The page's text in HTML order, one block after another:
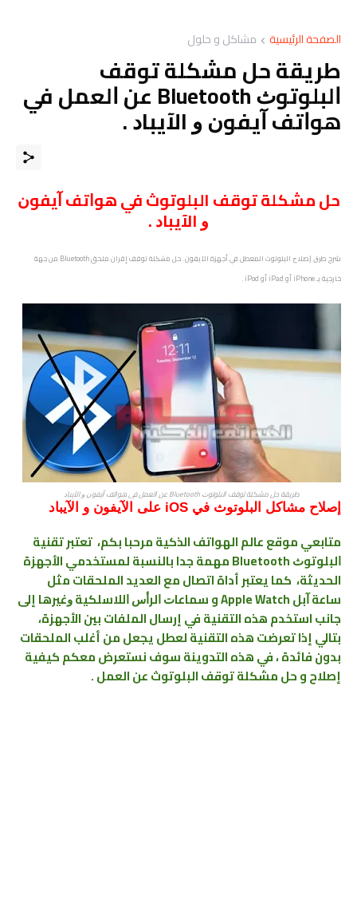
الصفحة الرئيسية مشاكل و حلول
طريقة حل ﻣﺸﻜﻠﺔ ﺗﻮﻗﻒ
ﺍﻟﺒﻠﻮﺗﻮﺙ Bluetooth ﻋﻦ ﺍﻟﻌﻤﻞ ﻓﻲ
ﻫﻮﺍﺗﻒ ﺁﻳﻔﻮﻥ ﻭ الآﻳﺒﺎﺩ .
حل مشكلة توقف البلوتوث في ﻫﻮﺍﺗﻒ ﺁﻳﻔﻮﻥ
ﻭ الآﻳﺒﺎﺩ .
شرح ﻃﺮﻕ ﺇﺻﻼﺡ البلوتوث المعطل في أجهزة الآيفون . حل ﻣﺸﻜﻠﺔ ﺗﻮﻗﻒ إقران ملحق Bluetooth من جهة
خارجية بـ iPhone أو iPad أو iPod .
طريقة حل ﻣﺸﻜﻠﺔ ﺗﻮﻗﻒ ﺍﻟﺒﻠﻮﺗﻮﺙ Bluetooth ﻋﻦ ﺍﻟﻌﻤﻞ ﻓﻲ ﻫﻮﺍﺗﻒ ﺁﻳﻔﻮﻥ ﻭ الآﻳﺒﺎﺩ
إصلاح مشاكل البلوتوث في iOS على الآيفون ﻭ الآﻳﺒﺎﺩ
متابعي موقع عالم الهواتف الذكية مرحبا بكم، تعتبر تقنية
ﺍﻟﺒﻠﻮﺗﻮﺙ Bluetooth مهمة جدا بالنسبة لمستخدمي الأجهزة
الحديثة، كما يعتبر أداة اتصال مع العديد الملحقات مثل
ﺳﺎﻋﺔ ﺁﺑﻞ Apple Watch و ﺳﻤﺎﻋﺎﺕ ﺍﻟﺮﺃﺱ ﺍﻟﻼﺳﻠﻜﻴﺔ ﻭﻏﻴﺮﻫﺎ إلى
جانب استخدم هذه التقنية في إرسال الملفات بين الأجهزة،
بتالي إذا تعرضت هذه التقنية لعطل يجعل من أغلب الملحقات
بدون فائدة ، في هذه التدوينة سوف نستعرض معكم كيفية
إصلاح و حل مشكلة توقف البلوتوث عن العمل .